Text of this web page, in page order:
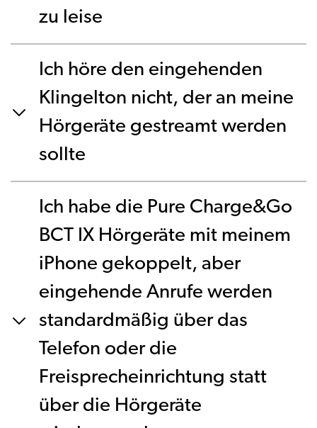
zu leise
Ich höre den eingehenden
Klingelton nicht, der an meine
Hörgeräte gestreamt werden
sollte
Ich habe die Pure Charge&Go
BCT IX Hörgeräte mit meinem
iPhone gekoppelt, aber
eingehende Anrufe werden
standardmäßig über das
Telefon oder die
Freisprecheinrichtung statt
über die Hörgeräte